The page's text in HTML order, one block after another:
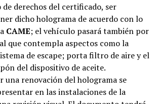
de derechos del certificado, ser
dicho holograma de acuerdo con lo
CAME; el vehículo pasará también por
que contempla aspectos como la
de escape; porta filtro de aire y el
del dispositivo de aceite.
una renovación del holograma se
en las instalaciones de la